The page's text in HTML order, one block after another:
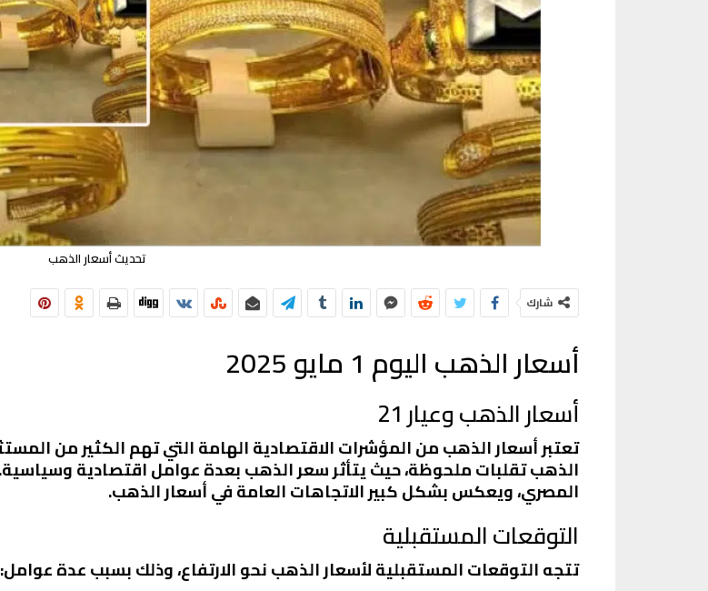
تحديث أسعار الذهب
شارك
أسعار الذهب اليوم 1 مايو 2025
أسعار الذهب وعيار 21
المصري، ويعكس بشكل كبير الاتجاهات العامة في أسعار الذهب.
التوقعات المستقبلية
تتجه التوقعات المستقبلية لأسعار الذهب نحو الارتفاع، وذلك بسبب عدة عوامل: